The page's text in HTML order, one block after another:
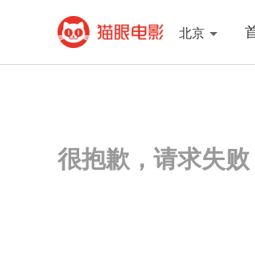
北京
很抱歉，请求失